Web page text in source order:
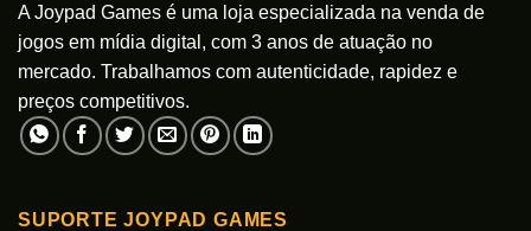
A Joypad Games é uma loja especializada na venda de
jogos em mídia digital, com 3 anos de atuação no
mercado. Trabalhamos com autenticidade, rapidez e
preços competitivos.
SUPORTE JOYPAD GAMES